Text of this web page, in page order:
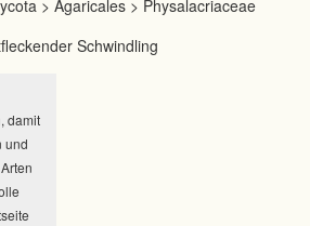
> Agaricales > Physalacriaceae
Schwindling
damit
und